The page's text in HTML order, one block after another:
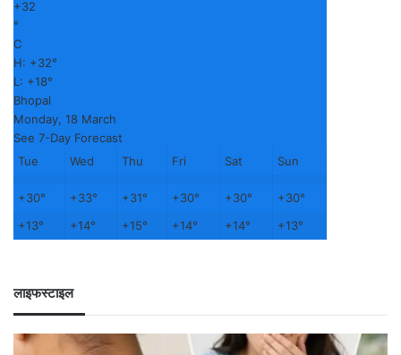
+32
°
C
H: +32°
L: +18°
Bhopal
Monday, 18 March
See 7-Day Forecast
Tue
Wed Thu Fri Sat Sun
+30° +33° +31° +30° +30° +30°
+13° +14° +15° +14° +14° +13°
लाइफस्टाइल